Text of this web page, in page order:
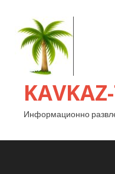
Информационно